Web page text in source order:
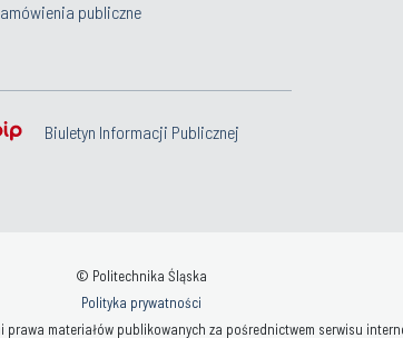
publiczne
Biuletyn Informacji Publicznej
© Politechnika Śląska
Polityka prywatności
materiałów publikowanych za pośrednictwem serwisu